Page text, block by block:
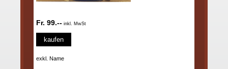
Fr. 99.-- inkl. MwSt
kaufen
exkl. Name